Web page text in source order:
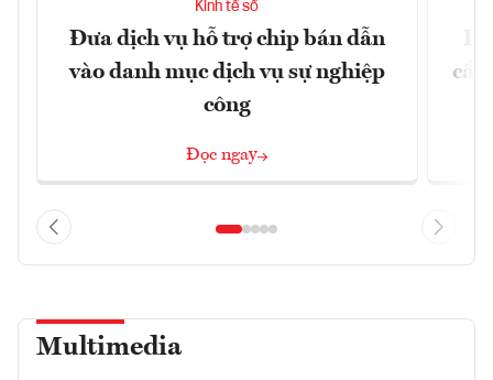
Kinh tế số
Đưa dịch vụ hỗ trợ chip bán dẫn
vào danh mục dịch vụ sự nghiệp
công
Đọc ngay
Multimedia